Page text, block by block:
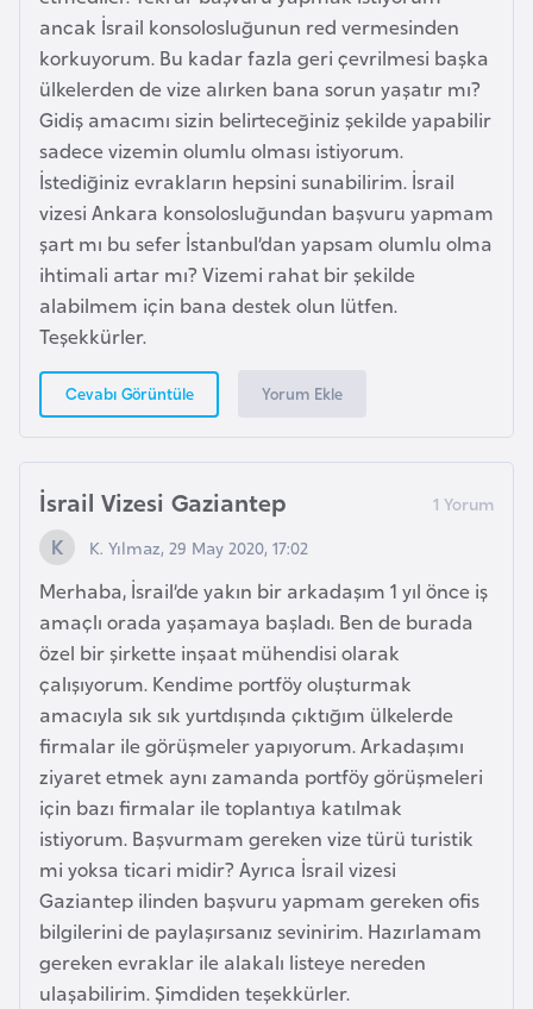
ancak İsrail konsolosluğunun red vermesinden
korkuyorum. Bu kadar fazla geri çevrilmesi başka
ülkelerden de vize alırken bana sorun yaşatır mı?
Gidiş amacımı sizin belirteceğiniz şekilde yapabilir
sadece vizemin olumlu olması istiyorum.
İstediğiniz evrakların hepsini sunabilirim. İsrail
vizesi Ankara konsolosluğundan başvuru yapmam
şart mı bu sefer İstanbul’dan yapsam olumlu olma
ihtimali artar mı? Vizemi rahat bir şekilde
alabilmem için bana destek olun lütfen.
Teşekkürler.
Cevabı Görüntüle Yorum Ekle
İsrail Vizesi Gaziantep
K. Yılmaz, 29 May 2020, 17:02
Merhaba, İsrail’de yakın bir arkadaşım 1 yıl önce iş
amaçlı orada yaşamaya başladı. Ben de burada
özel bir şirkette inşaat mühendisi olarak
çalışıyorum. Kendime portföy oluşturmak
amacıyla sık sık yurtdışında çıktığım ülkelerde
firmalar ile görüşmeler yapıyorum. Arkadaşımı
ziyaret etmek aynı zamanda portföy görüşmeleri
için bazı firmalar ile toplantıya katılmak
istiyorum. Başvurmam gereken vize türü turistik
mi yoksa ticari midir? Ayrıca İsrail vizesi
Gaziantep ilinden başvuru yapmam gereken ofis
bilgilerini de paylaşırsanız sevinirim. Hazırlamam
gereken evraklar ile alakalı listeye nereden
ulaşabilirim. Şimdiden teşekkürler.
r
i
y
e
t
i
C
e
z
a
y
i
r
C
i
b
u
t
i
Ç
n
D
a
n
i
m